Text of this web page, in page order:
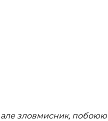
але зловмисник,